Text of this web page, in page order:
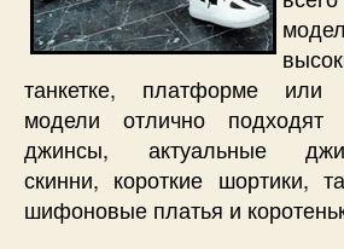
танкетке, платформе или
модели отлично
джинсы, актуальные
скинни, короткие шортики,
шифоновые платья и